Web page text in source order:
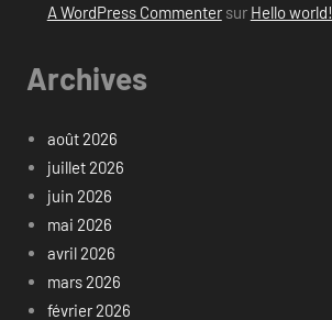
A WordPress Commentersur Hello world!
Archives
août 2026
juillet 2026
juin 2026
mai 2026
avril 2026
mars 2026
février 2026